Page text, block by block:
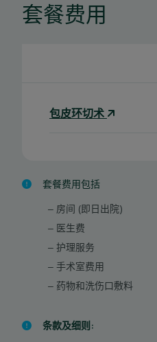
套餐费用
包皮环切术
套餐费用包括
房间 (即日出院)
医生费
护理服务
手术室费用
药物和洗伤口敷料
条款及细则: